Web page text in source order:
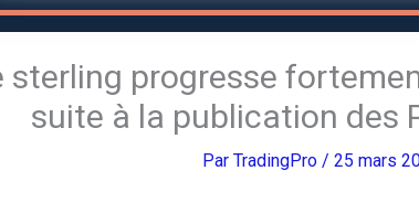
sterling progresse
suite à la publication des
Par TradingPro / 25 mars